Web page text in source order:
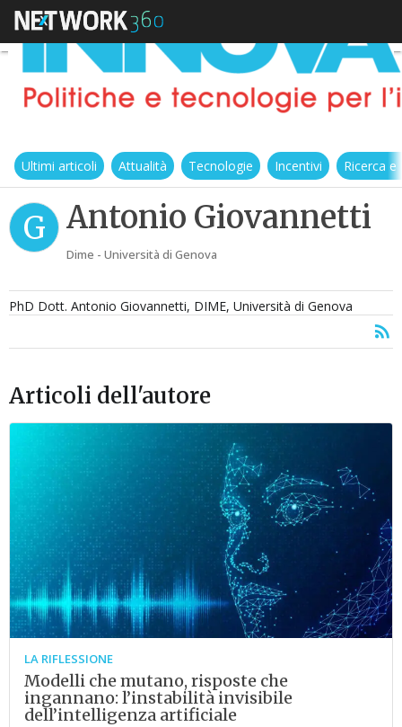
Ultimi articoli Attualità Tecnologie Incentivi Ricerca
G Antonio Giovannetti
Dime - Università di Genova
PhD Dott. Antonio Giovannetti, DIME, Università di Genova
Articoli dell'autore
LA RIFLESSIONE
Modelli che mutano, risposte che
ingannano: l’instabilità invisibile
dell’intelligenza artificiale